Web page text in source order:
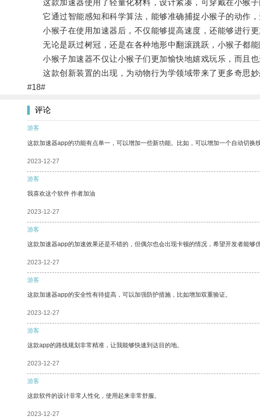
这款加速器使用了轻量化材料，设计紧凑，可穿戴在小猴子
它通过智能感知和科学算法，能够准确捕捉小猴子的动作，
小猴子在使用加速器后，不仅能够提高速度，还能够进行更
无论是跃过树冠，还是在各种地形中翻滚跳跃，小猴子都能
小猴子加速器不仅让小猴子们更加愉快地嬉戏玩乐，而且也
这款创新装置的出现，为动物行为学领域带来了更多奇思妙
#18#
评论
游客
这款加速器app的功能有点单一，可以增加一些新功能。比如，可以增加一个自动切
2023-12-27
游客
我喜欢这个软件 作者加油
2023-12-27
游客
这款加速器app的加速效果还是不错的，但偶尔也会出现卡顿的情况，希望开发者能够优
2023-12-27
游客
这款加速器app的安全性有待提高，可以加强防护措施，比如增加双重验证。
2023-12-27
游客
这款app的路线规划非常精准，让我能够快速到达目的地。
2023-12-27
游客
这款软件的设计非常人性化，使用起来非常舒服。
2023-12-27